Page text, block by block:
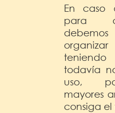
En caso
para
todavía
uso,
mayores
consiga